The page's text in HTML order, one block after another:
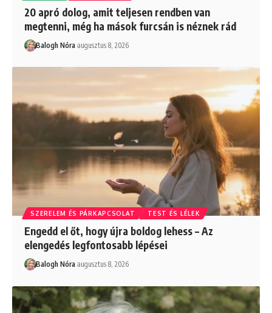
20 apró dolog, amit teljesen rendben van
megtenni, még ha mások furcsán is néznek rád
Balogh Nóra augusztus 8, 2026
SZERELEM ÉS PÁRKAPCSOLAT TEST ÉS LÉLEK
Engedd el őt, hogy újra boldog lehess – Az
elengedés legfontosabb lépései
Balogh Nóra augusztus 8, 2026